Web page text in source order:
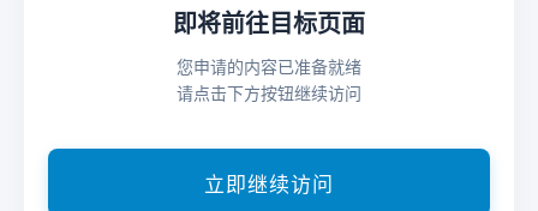
即将前往目标页面
您申请的内容已准备就绪
请点击下方按钮继续访问
立即继续访问